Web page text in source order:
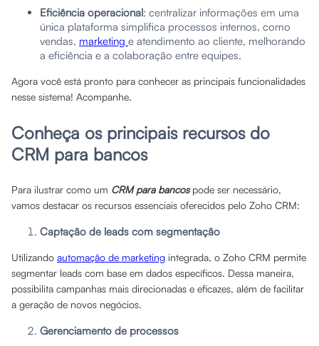
Eficiência operacional: centralizar informações em uma
única plataforma simplifica processos internos, como
vendas, marketing e atendimento ao cliente, melhorando
a eficiência e a colaboração entre equipes.
Agora você está pronto para conhecer as principais funcionalidades
nesse sistema! Acompanhe.
Conheça os principais recursos do
CRM para bancos
Para ilustrar como um CRM para bancospode ser necessário,
vamos destacar os recursos essenciais oferecidos pelo Zoho CRM:
Captação de leads com segmentação
Utilizando automação de marketing integrada, o Zoho CRM permite
segmentar leads com base em dados específicos. Dessa maneira,
possibilita campanhas mais direcionadas e eficazes, além de facilitar
a geração de novos negócios.
Gerenciamento de processos